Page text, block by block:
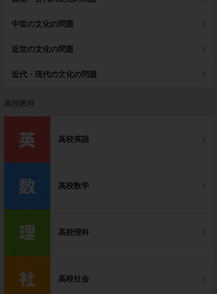
中世の文化の問題
近世の文化の問題
近代・現代の文化の問題
高校教科
高校英語
高校数学
高校理科
高校社会